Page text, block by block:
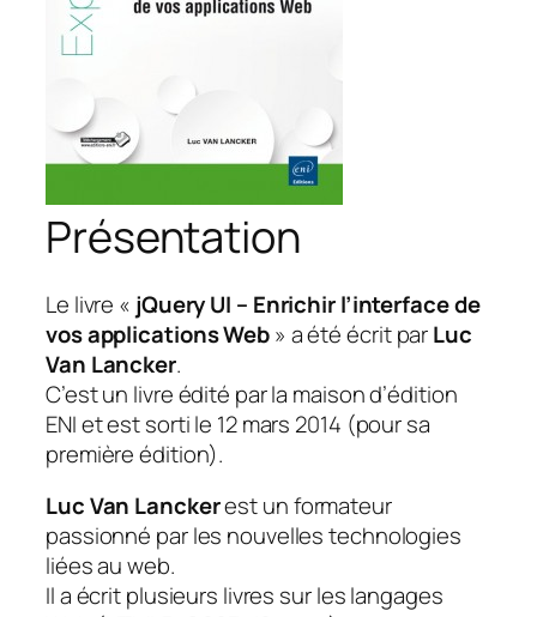
Présentation
Le livre « jQuery UI – Enrichir l’interface de
vos applications Web» a été écrit parLuc
Van Lancker.
C’est un livre édité par la maison d’édition
ENI et est sorti le 12 mars 2014 (pour sa
première édition).
Luc Van Lanckerest un formateur
passionné par les nouvelles technologies
liées au web.
Il a écrit plusieurs livres sur les langages